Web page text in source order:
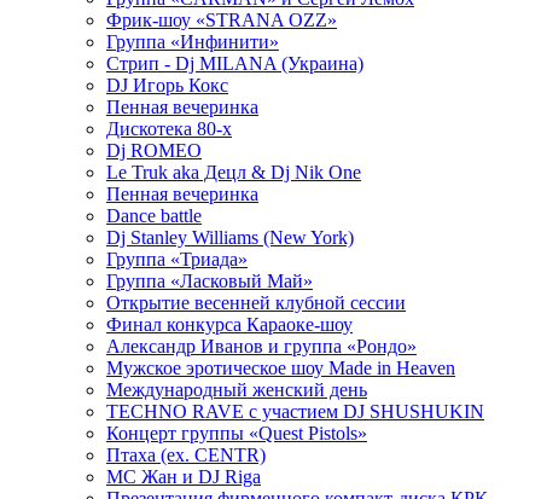
Фрик-шоу «STRANA OZZ»
Группа «Инфинити»
Стрип - Dj MILANA (Украина)
DJ Игорь Кокс
Пенная вечеринка
Дискотека 80-х
Dj ROMEO
Le Truk aka Децл & Dj Nik One
Пенная вечеринка
Dance battle
Dj Stanley Williams (New York)
Группа «Триада»
Группа «Ласковый Май»
Открытие весенней клубной сессии
Финал конкурса Караоке-шоу
Александр Иванов и группа «Рондо»
Мужское эротическое шоу Made in Heaven
Международный женский день
TECHNO RAVE с участием DJ SHUSHUKIN
Концерт группы «Quest Pistols»
Птаха (ex. CENTR)
МС Жан и DJ Riga